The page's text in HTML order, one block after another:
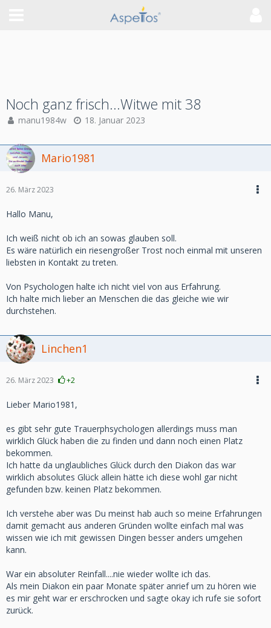
Noch ganz frisch...Witwe mit 38
manu1984w 18. Januar 2023
Mario1981
26. März 2023
Hallo Manu,
Ich weiß nicht ob ich an sowas glauben soll.
Es wäre natürlich ein riesengroßer Trost noch einmal mit unseren
liebsten in Kontakt zu treten.
Von Psychologen halte ich nicht viel von aus Erfahrung.
Ich halte mich lieber an Menschen die das gleiche wie wir
durchstehen.
Linchen1
26. März 2023 +2
Lieber Mario1981,
es gibt sehr gute Trauerphsychologen allerdings muss man
wirklich Glück haben die zu finden und dann noch einen Platz
bekommen.
Ich hatte da unglaubliches Glück durch den Diakon das war
wirklich absolutes Glück allein hätte ich diese wohl gar nicht
gefunden bzw. keinen Platz bekommen.
Ich verstehe aber was Du meinst hab auch so meine Erfahrungen
damit gemacht aus anderen Gründen wollte einfach mal was
wissen wie ich mit gewissen Dingen besser anders umgehen
kann.
War ein absoluter Reinfall....nie wieder wollte ich das.
Als mein Diakon ein paar Monate später anrief um zu hören wie
es mir geht war er erschrocken und sagte okay ich rufe sie sofort
zurück.